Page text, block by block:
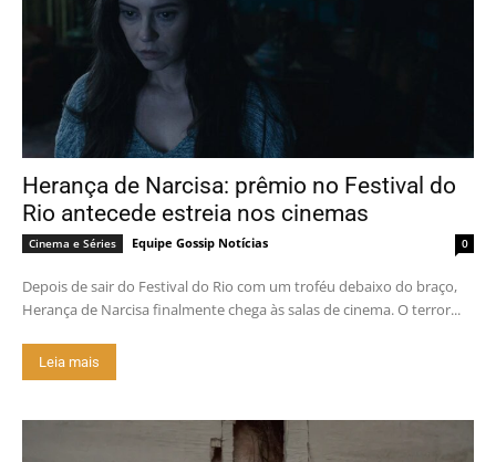
Herança de Narcisa: prêmio no Festival do
Rio antecede estreia nos cinemas
Cinema e Séries Equipe Gossip Notícias 0
Depois de sair do Festival do Rio com um troféu debaixo do braço,
Herança de Narcisa finalmente chega às salas de cinema. O terror...
Leia mais